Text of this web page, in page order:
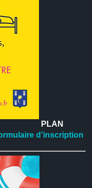
PLAN
d’inscription